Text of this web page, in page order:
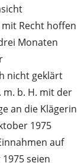
Recht hoffen
Monaten
nicht geklärt
m. b. H. mit der
an die Klägerin
1975
auf
seien